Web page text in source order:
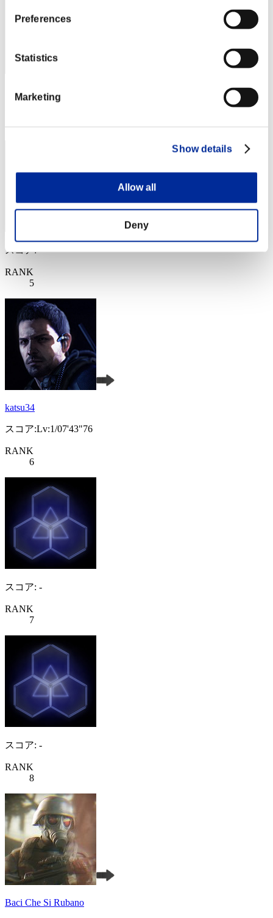
Preferences
Statistics
Marketing
Show details
Allow all
Deny
スコア: -
4
スコア: -
RANK
5
katsu34
スコア:Lv:1/07'43"76
RANK
6
スコア: -
RANK
7
スコア: -
RANK
8
Baci Che Si Rubano